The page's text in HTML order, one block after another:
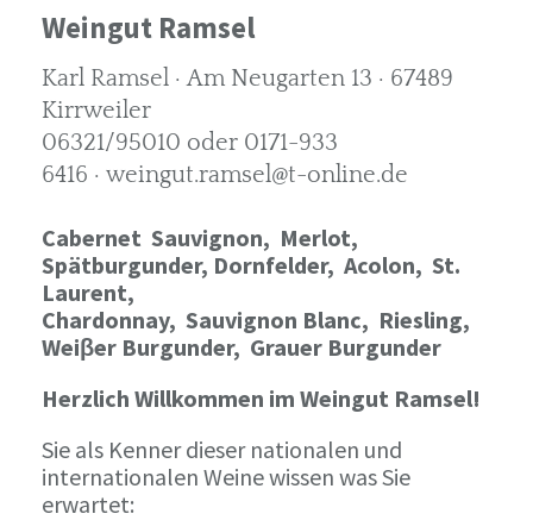
Weingut Ramsel
Karl Ramsel · Am Neugarten 13 · 67489
Kirrweiler
06321/95010 oder 0171-933
6416 · weingut.ramsel@t-online.de
Cabernet Sauvignon, Merlot,
Spätburgunder, Dornfelder, Acolon, St.
Laurent,
Chardonnay, Sauvignon Blanc, Riesling,
Weiβer Burgunder, Grauer Burgunder
Herzlich Willkommen im Weingut Ramsel!
Sie als Kenner dieser nationalen und
internationalen Weine wissen was Sie
erwartet: